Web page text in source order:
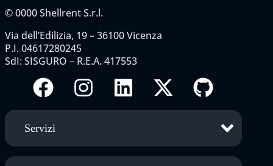
©0000Shellrent S.r.l.
Via dell’Edilizia, 19 – 36100 Vicenza
P.I. 04617280245
SdI: SISGURO – R.E.A. 417553
Servizi